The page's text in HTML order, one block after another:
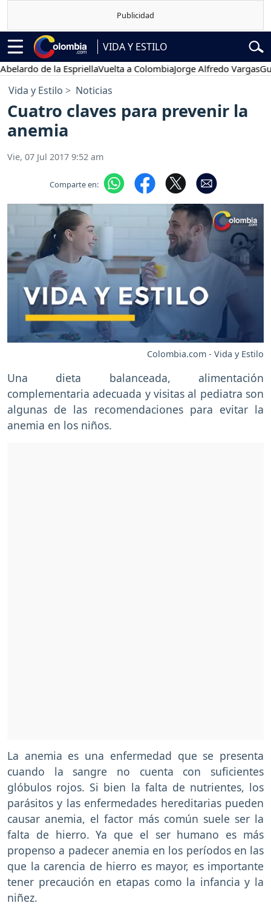
VIDA Y ESTILO
de la EspriellaVuelta a ColombiaJorge Alfredo VargasGustavo
Vida y Estilo Noticias
Cuatro claves para prevenir la
anemia
Vie, 07 Jul 2017 9:52 am
Comparte en:
Colombia.com - Vida y Estilo
Una dieta balanceada, alimentación
complementaria adecuada y visitas al pediatra son
algunas de las recomendaciones para evitar la
anemia en los niños.
La anemia es una enfermedad que se presenta
cuando la sangre no cuenta con suficientes
glóbulos rojos. Si bien la falta de nutrientes, los
parásitos y las enfermedades hereditarias pueden
causar anemia, el factor más común suele ser la
falta de hierro. Ya que el ser humano es más
propenso a padecer anemia en los períodos en las
que la carencia de hierro es mayor, es importante
tener precaución en etapas como la infancia y la
niñez.